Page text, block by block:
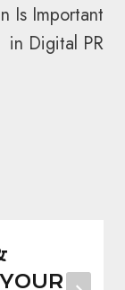
Is Important
in Digital PR